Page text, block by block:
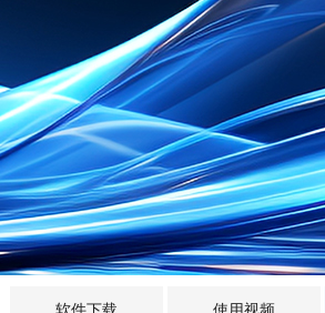
软件下载 使用视频